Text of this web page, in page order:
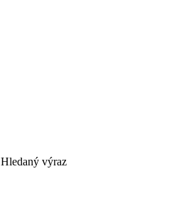
Hledaný výraz